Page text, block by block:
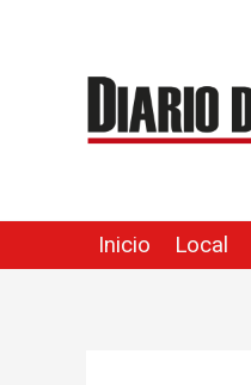
contenido
Inicio Local